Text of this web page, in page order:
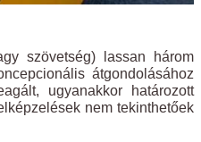
szövetség) lassan három
átgondolásához
ugyanakkor határozott
nem tekinthetőek